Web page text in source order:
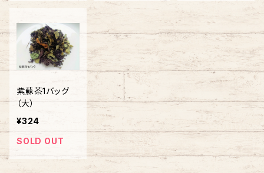
紫蘇茶1バッグ
（大）
¥324
SOLD OUT